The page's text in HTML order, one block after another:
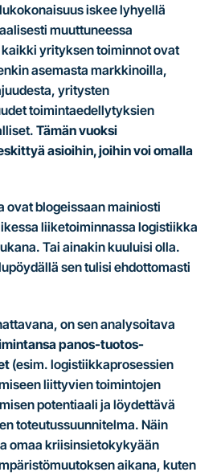
iskee lyhyellä
muuttuneessa
yrityksen toiminnot ovat
asemasta markkinoilla,
yritysten
toimintaedellytyksien
Tämän vuoksi
asioihin, joihin voi omalla
ovat blogeissaan mainiosti
liiketoiminnassa logistiikka
Tai ainakin kuuluisi olla.
sen tulisi ehdottomasti
on sen analysoitava
panos-tuotos-
(esim. logistiikkaprosessien
liittyvien toimintojen
potentiaali ja löydettävä
toteutussuunnitelma. Näin
omaa kriisinsietokykyään
aikana, kuten